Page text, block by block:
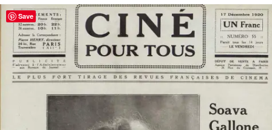
Save